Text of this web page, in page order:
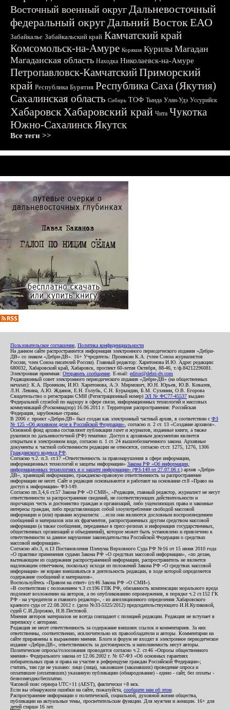
Восточный военный округДальневосточный
федеральный округДальний ВостокЕАО
Забайкалье Забайкальский край Камчатский край
Комсомольск-на-Амуре Корякия Курилы Магадан
Магаданская область Находка Николаевск-на-Амуре
Петропавловск-КамчатскийПриморский
край Республика Бурятия Республика Саха (Якутия)
Сахалинская область Сибирь ТОФ Тында Улан-Удэ Уссурийск
ХабаровскХабаровский край Чита Чукотка
Южно-СахалинскЯкутск
Все теги >>
Пользовательское соглашение Политика конфиденциальности
На данном сайте распространяется информация электронного периодического издания «Дебри-
ДВ» со знаком «Дебри-ДВ». 16+ Учредитель: Пронякин К.А. (член Союза журналистов
России, член Союза писателей России). Главный редактор: Харитонова И.Ю. Адрес редакции:
680032, Хабаровский край, Хабаровск, проспект 60-летия Октября, 88-46, т./ф.84212296081.
Электронная приемная: Отправить сообщение . E-mail: editor@debri-dv.com
Редакционный совет электронного периодического издания «Дебри-ДВ» (на общественных
началах): К.А. Пронякин, И.Ю. Харитонова, А.Э. Мирмович, Ю.Н. Юрьев, Ю.В. Ковалев,
Л.Н. Левина, А.Ю. Жданов, Е.Н. Голубь, С.Н. Бурындин, Б.М. Сухинин, О.В. Егорова
Свидетельство о регистрации СМИ (Регистрационный номер) ЭЛ № ФС77-45537 выдано
Федеральной службой по надзору в сфере связи, информационных технологий и массовых
коммуникаций (Роскомнадзор) 16.06.2011 г. Территория распространения: Российская
Федерация, зарубежные страны.
В 2006 г. проект «Дебри-ДВ» был создан как электронный частный архив, в соответствии с ФЗ
№ 125 «Об архивном деле в Российской Федерации» , согласно п. 2 ст. 13 «Создание архивов».
Основной фонд архива составляют публикации газет и журналов, изданные книги, а также
рукописи по дальневосточной (РФ) тематике. Доступ к архивным документам является
открытым в электронном виде, согласно п. 1 ст. 24 вышеобозначенного закона. Архивные
документы к частной собственности редакции не относятся, согласно ст.ст. 1275, 1276, 1306
Гражданского кодекса РФ
Согласно ч.2. п.3. ст.17 «Ответственность за правонарушения в сфере информации,
информационных технологий и защиты информации» Закона РФ «Об информации,
информационных технологиях и о защите информации» (ФЗ-149 от 27.07.06 г.) архив «Дебри-
ДВ», хранящий информацию, гражданско-правовую ответственность за распространение
информации не несет. Сайт и редакция основываются и работают на основании ст.8 «Право на
доступ к информации» ФЗ-149.
Согласно пп.3,4,6 ст.57 Закона РФ «О СМИ», «Редакция, главный редактор, журналист не несут
ответственности за распространение сведений, не соответствующих действительности и
порочащих честь и достоинство граждан и организаций, либо ущемляющих права и законные
интересы граждан, либо представляющих собой злоупотребление свободой массовой
информации и (или) правами журналиста: ...если они являются дословным воспроизведением
сообщений и материалов или их фрагментов, распространенных другим средством массовой
информации (а также сообщения, переданные в пресс-релизах и информация государственных,
общественных организаций и объединений), которое может быть установлено и привлечено к
ответственности за данное нарушение законодательства Российской Федерации о средствах
массовой информации».
Согласно абз.3, п.13 Постановления Пленума Верховного Суда РФ №16 от 15 июня 2010 года
«О практике применения судами Закона РФ «О средствах массовой информации», «по делам,
вытекающим из содержания распространенной информации, распространитель не является
надлежащим ответчиком, поскольку исходя из положений Закона РФ «О средствах массовой
информации» не вправе вмешиваться в деятельность редакции, в ходе которой определяется
содержание сообщений и материалов».
Воспользуйтесь «Правом на ответ» (ст.46 Закона РФ «О СМИ»).
«В соответствии с положением ч.3 ст.196 ГПК РФ, обязанность компенсации морального вреда
подлежит возложению на авторов, а по опубликованию опровержения, в порядке ч.2 ст.152 ГК
РФ - на учредителя и главного редактор», - из апелляционного определения Хабаровского
краевого суда от 22.08.2012 г. (дело №33-5325/2012) председательствующего И.И.Куликовой,
судей С.И.Дорожко, Н.В.Пестовой.
Мнения авторов материалов не всегда совпадают с позицией редакции. Редакция не вступает в
переписку с авторами.
Редакция не несет ответственность за содержание внешних ссылок и комментариев. За них
ответственны, соответственно, исключительно их правообладатели и авторы. Комментарии на
сайте приравнены к выражению мнения. Блоги и форум не входят в электронное периодическое
издание «Дебри-ДВ», ответственность за достоверность и наполняемость несут авторы.
Политические опросы/голосования проводятся согласно ч.2. ст.46 «Опросы общественного
мнения» Федерального закона от 12.06.2002 г. № 67-ФЗ «Об основных гарантиях
избирательных прав и права на участие в референдуме граждан Российской Федерации»;
считать, там где не указано: лицо (лица), заказавшее (заказавших) проведение опроса и
оплатившее (оплативших) указанную публикацию (обнародование) - едино - сайт, без оплаты -
безвозмездно/бесплатно.
Часовой пояс сервера UTC+11 (AEST), фактически +8 мск.
Если вы обнаружили ошибки на сайте, пожалуйста, сообщите нам об этом
Распространение информации о политической, социальной, духовной жизни общества,
публикации на актуальные темы, просветительские функции. Для мужчин и женщин. 16+ для
детей старше 16 лет.